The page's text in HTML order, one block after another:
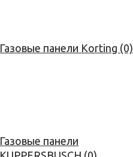
Газовые панели Korting (0)
Газовые панели